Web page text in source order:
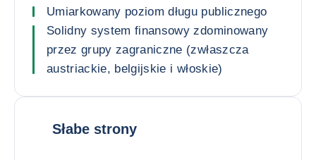
Umiarkowany poziom długu publicznego
Solidny system finansowy zdominowany
przez grupy zagraniczne (zwłaszcza
austriackie, belgijskie i włoskie)
Słabe strony